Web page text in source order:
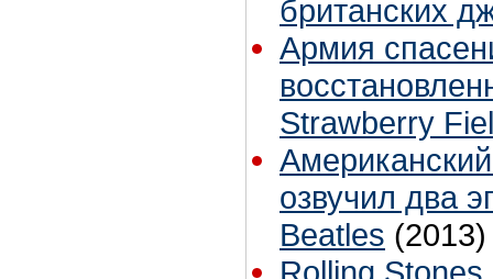
британских
Армия
Strawberry
озвучил два
Beatles (2013)